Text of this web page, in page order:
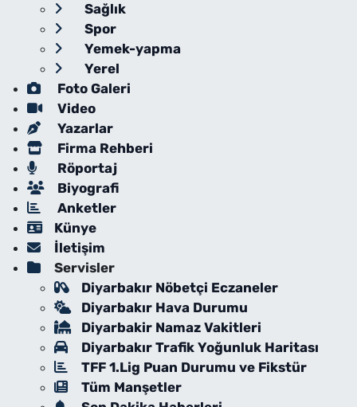
Sağlık
Spor
Yemek-yapma
Yerel
Foto Galeri
Video
Yazarlar
Firma Rehberi
Röportaj
Biyografi
Anketler
Künye
İletişim
Servisler
Diyarbakır Nöbetçi Eczaneler
Diyarbakır Hava Durumu
Diyarbakir Namaz Vakitleri
Diyarbakır Trafik Yoğunluk Haritası
TFF 1.Lig Puan Durumu ve Fikstür
Tüm Manşetler